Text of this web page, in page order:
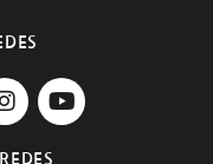
I
n
Y
o